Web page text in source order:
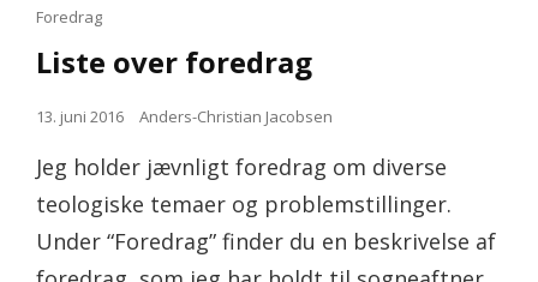
Cat
Links
Foredrag
Liste over foredrag
Posted
13. juni 2016 Anders-Christian Jacobsen
Jeg holder jævnligt foredrag om diverse
teologiske temaer og problemstillinger.
Under “Foredrag” finder du en beskrivelse af